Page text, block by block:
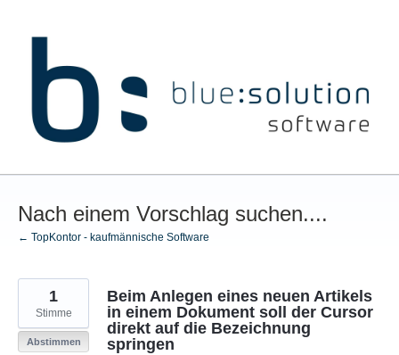
Nach einem Vorschlag suchen....
← TopKontor - kaufmännische Software
Beim Anlegen eines neuen Artikels
in einem Dokument soll der Cursor
direkt auf die Bezeichnung
springen
1
Stimme
Abstimmen